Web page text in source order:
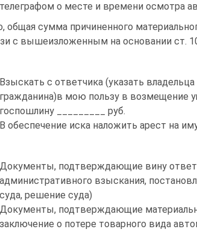
телеграфом о месте и времени осмотра
общая сумма причиненного
с вышеизложенным на основании ст.
Взыскать с ответчика (указать
гражданина)в мою пользу в возмещение
госпошлину _________ руб.
В обеспечение иска наложить арест на
Документы, подтверждающие вину
административного взыскания,
суда, решение суда)
Документы, подтверждающие
заключение о потере товарного вида